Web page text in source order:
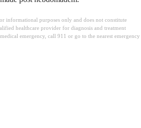
informational purposes only and does not constitute
healthcare provider for diagnosis and treatment
emergency, call 911 or go to the nearest emergency